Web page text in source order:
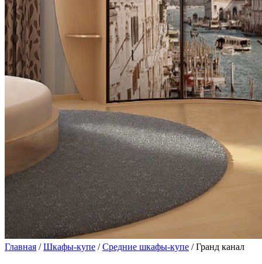
Главная /Шкафы-купе /Средние шкафы-купе / Гранд канал